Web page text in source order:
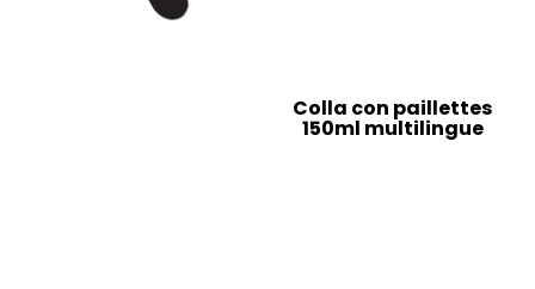
Colla con paillettes
150ml multilingue